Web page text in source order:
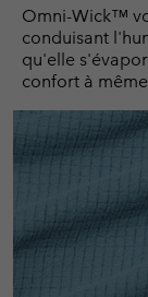
Omni-Wick™
conduisant
qu'elle
confort à